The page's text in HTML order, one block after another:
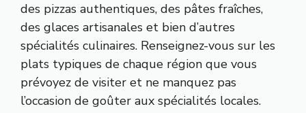
des pizzas authentiques, des pâtes fraîches,
des glaces artisanales et bien d’autres
spécialités culinaires. Renseignez-vous sur les
plats typiques de chaque région que vous
prévoyez de visiter et ne manquez pas
l’occasion de goûter aux spécialités locales.